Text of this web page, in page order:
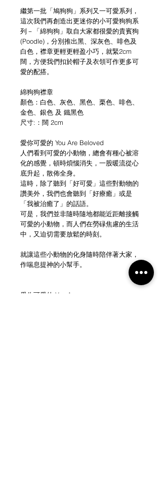
繼第一批「鳩狗狗」系列又一可愛系列，
這次我們再創造出更迷你的小可愛狗狗系
列－「綿狗狗」取自大家都很愛的貴賓狗
(Poodle)，分別推出黑、深灰色、啡色及
白色，襟章更輕更輕盈小巧，就緊2cm
闊，方便我們扣於帽子及衣領可作更多可
愛的配搭。
綿狗狗襟章
顏色：白色、灰色、黑色、栗色、啡色、
金色、銀色 及 鐵黑色
尺寸:：闊 2cm
愛你可愛的 You Are Beloved
人們看到可愛的小動物，總會有種心被溶
化的感覺，頓時煩惱消失，一股暖流從心
底升起，散佈全身。
這時，除了聽到「好可愛」這些對動物的
讚美外，我們也會聽到「好療癒」或是
「我被治癒了」的話語。
可是，我們並非隨時隨地都能近距離接觸
可愛的小動物，而人們在勞碌焦慮的生活
中，又迫切需要放鬆的時刻。
就讓這些小動物的化身隨時陪伴著大家，
作喘息提神的小幫手。
愛你可愛的 You Are